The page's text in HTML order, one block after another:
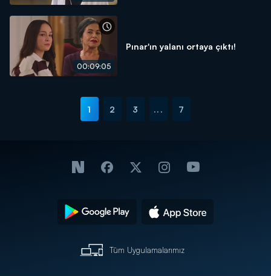
00:09:05
Pınar'ın yalanı ortaya çıktı!
1 2 3 ... 7
Tüm Uygulamalarımız